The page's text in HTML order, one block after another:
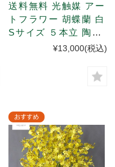
送料無料 光触媒 アー
トフラワー 胡蝶蘭 白
Sサイズ ５本立 陶器
鉢入(次回9月下旬入
¥13,000(税込)